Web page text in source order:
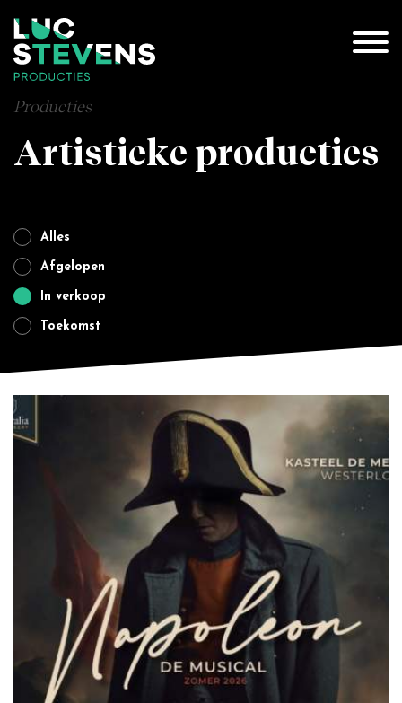
Producties
Artistieke producties
Alles
Afgelopen
In verkoop
Toekomst